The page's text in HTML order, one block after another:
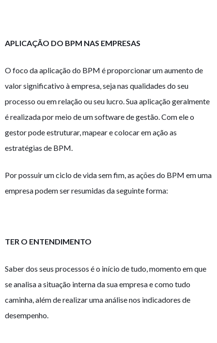
APLICAÇÃO DO BPM NAS EMPRESAS
O foco da aplicação do BPM é proporcionar um aumento de
valor significativo à empresa, seja nas qualidades do seu
processo ou em relação ou seu lucro. Sua aplicação geralmente
é realizada por meio de um software de gestão. Com ele o
gestor pode estruturar, mapear e colocar em ação as
estratégias de BPM.
Por possuir um ciclo de vida sem fim, as ações do BPM em uma
empresa podem ser resumidas da seguinte forma:
TER O ENTENDIMENTO
Saber dos seus processos é o início de tudo, momento em que
se analisa a situação interna da sua empresa e como tudo
caminha, além de realizar uma análise nos indicadores de
desempenho.